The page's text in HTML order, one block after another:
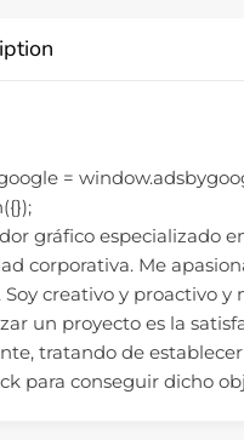
=
gráfico especializado
corporativa. Me
Soy creativo y proactivo y
un proyecto es la
tratando de
para conseguir dicho